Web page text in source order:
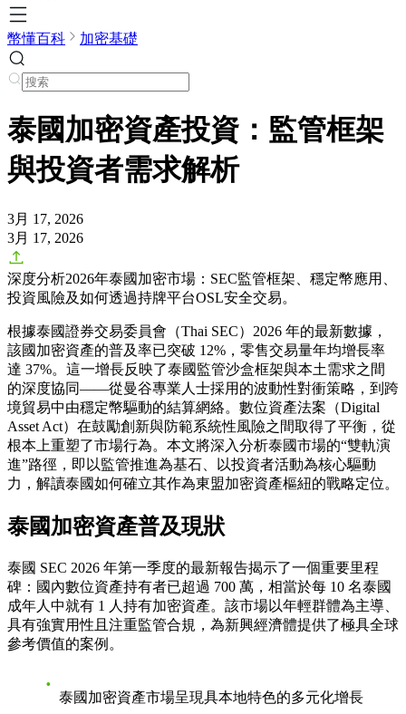
幣懂百科 加密基礎
泰國加密資產投資：監管框架
與投資者需求解析
3月 17, 2026
3月 17, 2026
深度分析2026年泰國加密市場：SEC監管框架、穩定幣應用、
投資風險及如何透過持牌平台OSL安全交易。
根據泰國證券交易委員會（Thai SEC）2026 年的最新數據，
該國加密資產的普及率已突破 12%，零售交易量年均增長率
達 37%。這一增長反映了泰國監管沙盒框架與本土需求之間
的深度協同——從曼谷專業人士採用的波動性對衝策略，到跨
境貿易中由穩定幣驅動的結算網絡。數位資產法案（Digital
Asset Act）在鼓勵創新與防範系統性風險之間取得了平衡，從
根本上重塑了市場行為。本文將深入分析泰國市場的“雙軌演
進”路徑，即以監管推進為基石、以投資者活動為核心驅動
力，解讀泰國如何確立其作為東盟加密資產樞紐的戰略定位。
泰國加密資產普及現狀
泰國 SEC 2026 年第一季度的最新報告揭示了一個重要里程
碑：國內數位資產持有者已超過 700 萬，相當於每 10 名泰國
成年人中就有 1 人持有加密資產。該市場以年輕群體為主導、
具有強實用性且注重監管合規，為新興經濟體提供了極具全球
參考價值的案例。
泰國加密資產市場呈現具本地特色的多元化增長